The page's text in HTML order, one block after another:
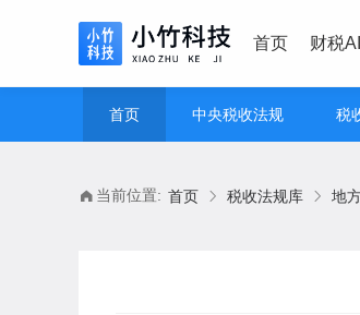
首页 财税AI
首页 中央税收法规 税
当前位置: 首页 税收法规库 地